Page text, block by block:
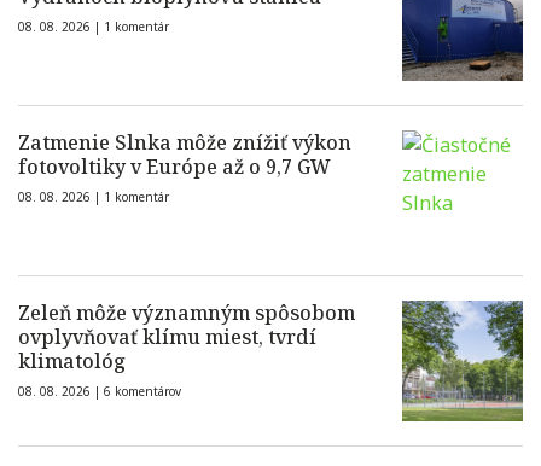
08. 08. 2026 | 1 komentár
Zatmenie Slnka môže znížiť výkon
fotovoltiky v Európe až o 9,7 GW
08. 08. 2026 | 1 komentár
Zeleň môže významným spôsobom
ovplyvňovať klímu miest, tvrdí
klimatológ
08. 08. 2026 | 6 komentárov